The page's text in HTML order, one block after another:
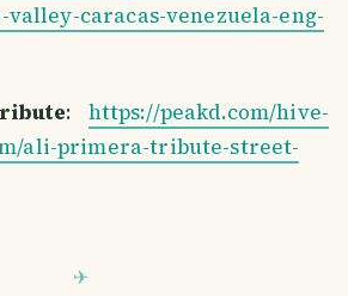
caracas-venezuela-eng-
: https://peakd.com/hive-
ali-primera-tribute-street-